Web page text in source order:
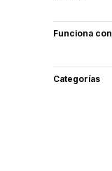
Funciona con
Categorías